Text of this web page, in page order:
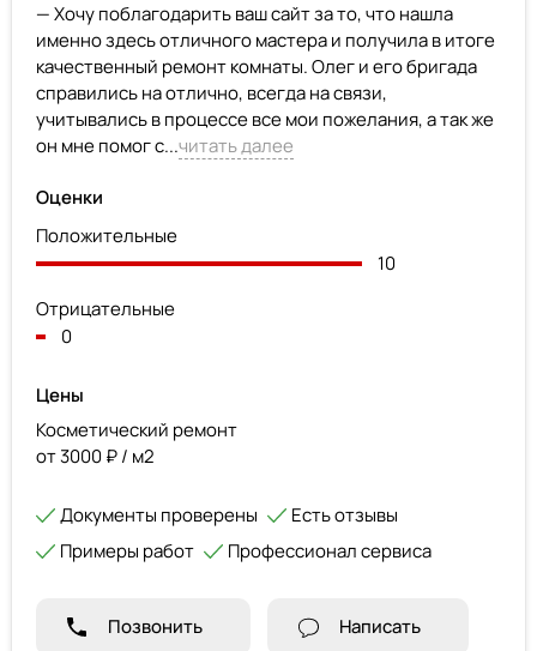
— Хочу поблагодарить ваш сайт за то, что нашла
именно здесь отличного мастера и получила в итоге
качественный ремонт комнаты. Олег и его бригада
справились на отлично, всегда на связи,
учитывались в процессе все мои пожелания, а так же
он мне помог с...читать далее
Оценки
Положительные
10
Отрицательные
0
Цены
Косметический ремонт
от 3000 ₽ / м2
Документы проверены
Есть отзывы
Примеры работ
Профессионал сервиса
Позвонить Написать